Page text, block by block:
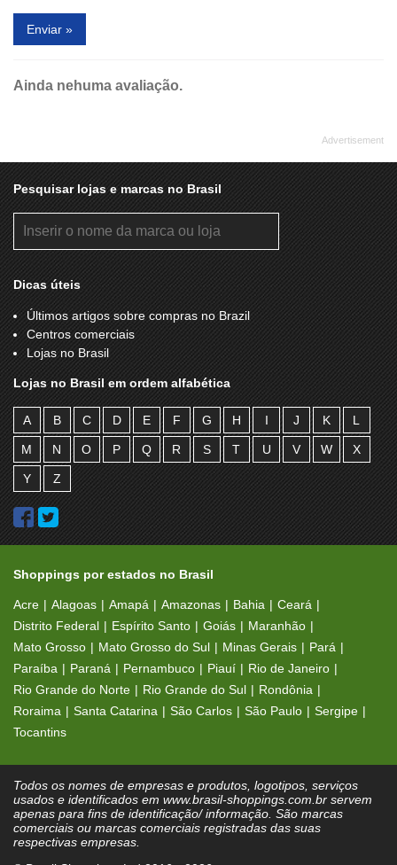
Enviar »
Ainda nehuma avaliação.
Pesquisar lojas e marcas no Brasil
Dicas úteis
Últimos artigos sobre compras no Brazil
Centros comerciais
Lojas no Brasil
Lojas no Brasil em ordem alfabética
A B C D E F G H I J K L
M N O P Q R S T U V W X
Y Z
Shoppings por estados no Brasil
Acre Alagoas Amapá Amazonas Bahia
Ceará
Distrito Federal
Espírito Santo Goiás
Maranhão
Mato Grosso
Mato Grosso do Sul Minas Gerais
Pará
Paraíba
Paraná Pernambuco Piauí
Rio de Janeiro
Rio Grande do Norte
Rio Grande do Sul
Rondônia
Roraima
Santa Catarina São Carlos São Paulo
Sergipe
Tocantins
Todos os nomes de empresas e produtos, logotipos, serviços
usados e identificados em www.brasil-shoppings.com.br servem
apenas para fins de identificação/ informação. São marcas
comerciais ou marcas comerciais registradas das suas
respectivas empresas.